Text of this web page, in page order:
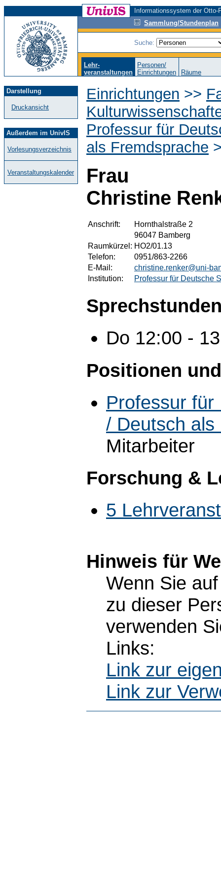
Informationssystem der
Sammlung/Stundenplan
Suche:
Lehr-
veranstaltungen
Personen/
Einrichtungen
Räume
Darstellung
Druckansicht
Außerdem im UnivIS
Vorlesungsverzeichnis
Veranstaltungskalender
Einrichtungen >>
Professur für
als Fremdsprache
Frau
Christine
Anschrift:
Hornthalstraße 2
96047 Bamberg
Raumkürzel: HO2/01.13
Telefon:
0951/863-2266
E-Mail:
christine.renker@uni-
Institution:
Professur für Deutsche
Do 12:00 -
Positionen
Professur für
/ Deutsch
Mitarbeiter
Forschung &
5
Hinweis für
Wenn Sie
zu dieser
verwenden
Links:
Link zur
Link zur